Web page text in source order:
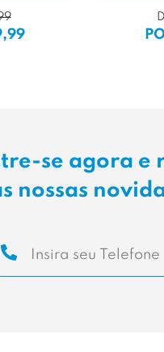
R$
POR:
se agora e
nossas